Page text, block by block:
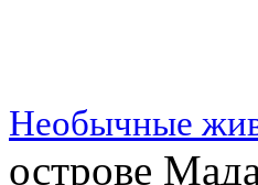
Необычные
острове